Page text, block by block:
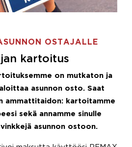
OSTAJALLE
kartoitus
on mutkaton ja
asunnon osto. Saat
ammattitaidon: kartoitamme
sekä annamme sinulle
asunnon ostoon.